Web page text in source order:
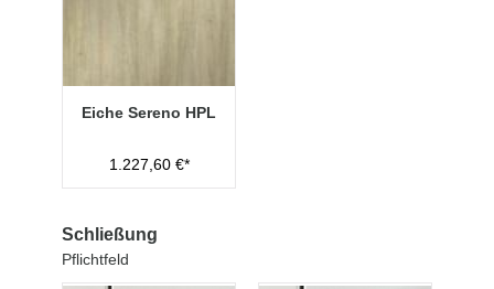
Eiche Sereno HPL
1.227,60 €*
Schließung
Pflichtfeld